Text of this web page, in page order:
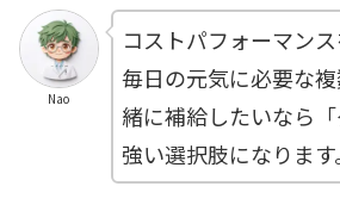
Nao
コストパフォーマンス
毎日の元気に必要な
緒に補給したいなら
強い選択肢になります